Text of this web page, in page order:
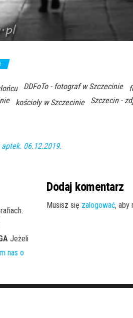
DDFoTo - fotograf w Szczecinie
kościoły w Szczecinie Szczecin -
06.12.2019.
Jeżeli
nas o
Dodaj komentarz
Musisz się zalogować, aby